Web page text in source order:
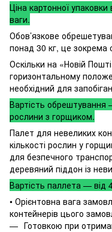
Ціна картонної
ваги.
Обов’язкове
понад 30 кг, це зокрема
Оскільки на «Новій
горизонтальному
необхідний для
Вартість обрештування
рослини з горщиком.
Палет для невеликих
кількості рослин у
для безпечного
деревяний піддон із
Вартість паллета — від
• Орієнтовна вага
контейнерів цього
Готовкою при